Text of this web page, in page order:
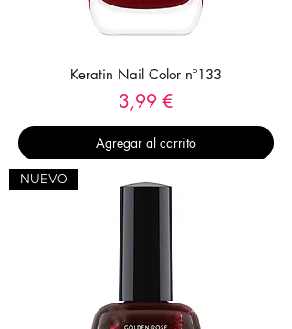
Keratin Nail Color nº133
Precio
3,99 €
Agregar al carrito
NUEVO